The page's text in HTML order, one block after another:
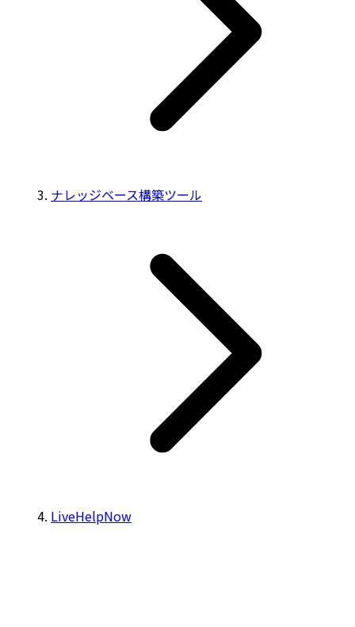
ナレッジベース構築ツール
LiveHelpNow